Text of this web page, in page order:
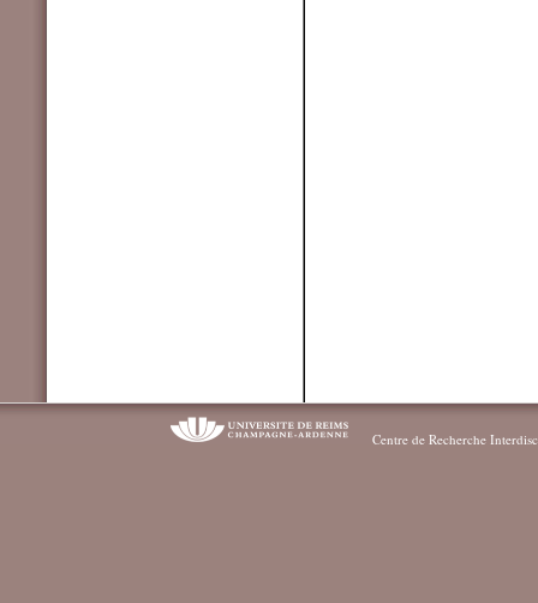
Centre de Recherche